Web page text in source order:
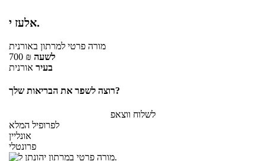
אלעז י.
מורה פרטי למרתון באורנית
700 ₪ לשעה
בעיר אורנית
רוצה לשפר את הבריאות שלך?
לשלוח ווצאפ
לפרופיל המלא
אונליין
פרונטלי